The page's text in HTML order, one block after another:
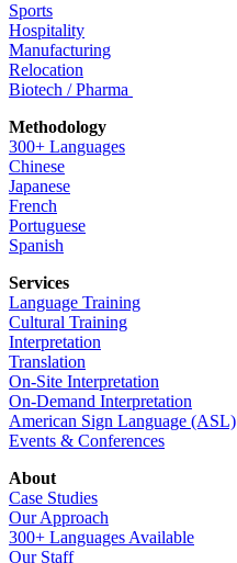
Sports
Hospitality
Manufacturing
Relocation
Biotech / Pharma
Methodology
300+ Languages
Chinese
Japanese
French
Portuguese
Spanish
Services
Language Training
Cultural Training
Interpretation
Translation
On-Site Interpretation
On-Demand Interpretation
American Sign Language (ASL)
Events & Conferences
About
Case Studies
Our Approach
300+ Languages Available
Our Staff